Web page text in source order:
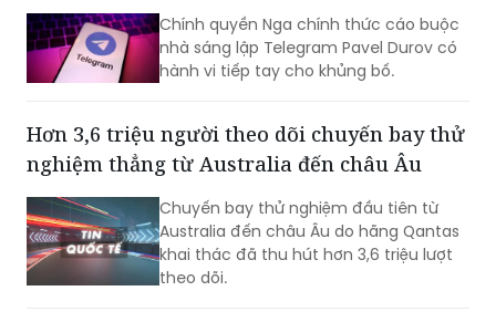
Chính quyền Nga chính thức cáo buộc
nhà sáng lập Telegram Pavel Durov có
hành vi tiếp tay cho khủng bố.
Hơn 3,6 triệu người theo dõi chuyến bay thử
nghiệm thẳng từ Australia đến châu Âu
Chuyến bay thử nghiệm đầu tiên từ
Australia đến châu Âu do hãng Qantas
khai thác đã thu hút hơn 3,6 triệu lượt
theo dõi.